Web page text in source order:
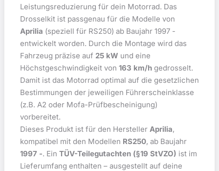
Leistungsreduzierung für dein Motorrad. Das
Drosselkit ist passgenau für die Modelle von
Aprilia (speziell für RS250) ab Baujahr 1997 -
entwickelt worden. Durch die Montage wird das
Fahrzeug präzise auf 25 kW und eine
Höchstgeschwindigkeit von 163 km/h gedrosselt.
Damit ist das Motorrad optimal auf die gesetzlichen
Bestimmungen der jeweiligen Führerscheinklasse
(z.B. A2 oder Mofa-Prüfbescheinigung)
vorbereitet.
Dieses Produkt ist für den Hersteller Aprilia,
kompatibel mit den Modellen RS250, ab Baujahr
1997 -. Ein TÜV-Teilegutachten (§19 StVZO) ist im
Lieferumfang enthalten – ausgestellt auf deine